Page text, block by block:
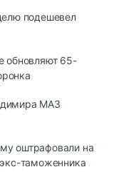
подешевел
обновляют 65-
МАЗ
оштрафовали на
таможенника